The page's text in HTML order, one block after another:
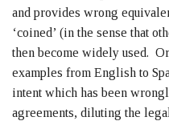
and provides wrong
‘coined’ (in the sense that
then become widely used.
examples from English to
intent which has been
agreements, diluting the